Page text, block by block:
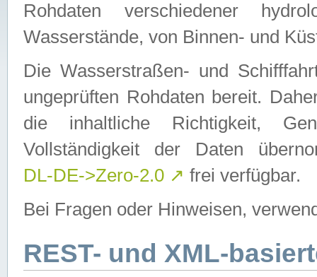
Rohdaten verschiedener
Wasserstände, von Binnen- und
Die Wasserstraßen- und
ungeprüften Rohdaten bereit.
die inhaltliche Richtigkeit,
Vollständigkeit der Daten
DL-DE->Zero-2.0 ↗ frei verfügbar.
Bei Fragen oder Hinweisen,
REST- und XML-